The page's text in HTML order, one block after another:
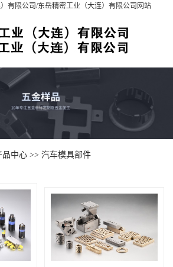
有限公司 /东岳精密工业（大连）有限公司 网站
品中心 >> 汽车模具部件